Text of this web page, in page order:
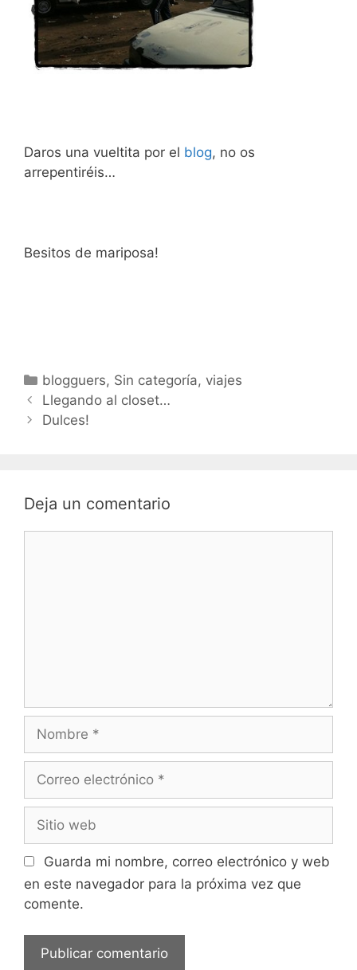
Daros una vueltita por el blog, no os
arrepentiréis…
Besitos de mariposa!
Categorías
blogguers, Sin categoría, viajes
Navegación
de
Llegando al closet…
Dulces!
Deja un comentario
Nombre
Correo
Sitio
web
Guarda mi nombre, correo electrónico y web
en este navegador para la próxima vez que
comente.